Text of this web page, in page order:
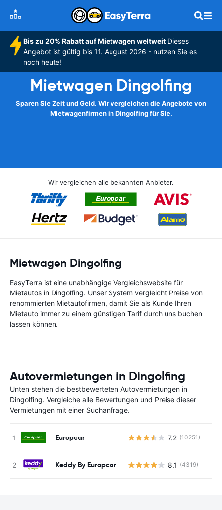
Bis zu 20% Rabatt auf Mietwagen weltweitDieses
Angebot ist gültig bis 11. August 2026 - nutzen Sie es
noch heute!
Mietwagen Dingolfing
Sparen Sie Zeit und Geld. Wir vergleichen die Angebote von
Mietwagenfirmen in Dingolfing für Sie.
Wir vergleichen alle bekannten Anbieter.
Mietwagen Dingolfing
EasyTerra ist eine unabhängige Vergleichswebsite für
Mietautos in Dingolfing. Unser System vergleicht Preise von
renommierten Mietautofirmen, damit Sie als Kunde Ihren
Mietauto immer zu einem günstigen Tarif durch uns buchen
lassen können.
Autovermietungen in Dingolfing
Unten stehen die bestbewerteten Autovermietungen in
Dingolfing. Vergleiche alle Bewertungen und Preise dieser
Vermietungen mit einer Suchanfrage.
Europcar 7.2 (10251)
Keddy By Europcar 8.1 (4319)